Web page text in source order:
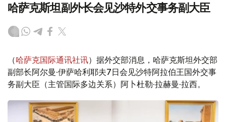
哈萨克斯坦副外长会见沙特外交事务副大臣
（哈萨克国际通讯社讯）据外交部消息，哈萨克斯坦外交部
副部长阿尔曼·伊萨哈利耶夫7日会见沙特阿拉伯王国外交事
务副大臣（主管国际多边关系）阿卜杜勒·拉赫曼·拉西。